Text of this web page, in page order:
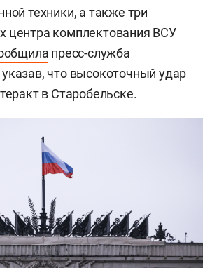
техники, а также три
центра комплектования ВСУ
пресс-служба
что высокоточный удар
в Старобельске.